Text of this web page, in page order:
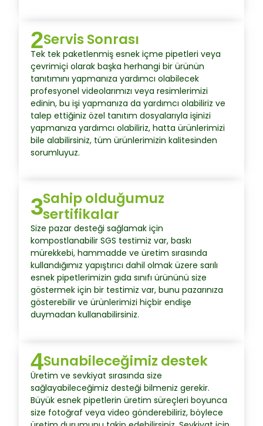
2Servis Sonrası
Tek tek paketlenmiş esnek içme pipetleri veya
çevrimiçi olarak başka herhangi bir ürünün
tanıtımını yapmanıza yardımcı olabilecek
profesyonel videolarımızı veya resimlerimizi
edinin, bu işi yapmanıza da yardımcı olabiliriz ve
talep ettiğiniz özel tanıtım dosyalarıyla işinizi
yapmanıza yardımcı olabiliriz, hatta ürünlerimizi
bile alabilirsiniz, tüm ürünlerimizin kalitesinden
sorumluyuz.
3Sahip olduğumuz
sertifikalar
Size pazar desteği sağlamak için
kompostlanabilir SGS testimiz var, baskı
mürekkebi, hammadde ve üretim sırasında
kullandığımız yapıştırıcı dahil olmak üzere sarılı
esnek pipetlerimizin gıda sınıfı ürününü size
göstermek için bir testimiz var, bunu pazarınıza
gösterebilir ve ürünlerimizi hiçbir endişe
duymadan kullanabilirsiniz.
4Sunabileceğimiz destek
Üretim ve sevkiyat sırasında size
sağlayabileceğimiz desteği bilmeniz gerekir.
Büyük esnek pipetlerin üretim süreçleri boyunca
size fotoğraf veya video gönderebiliriz, böylece